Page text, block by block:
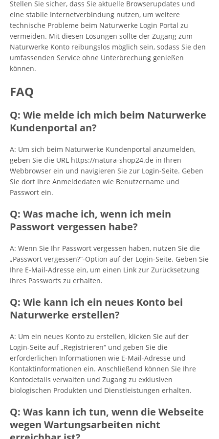
Stellen Sie sicher, dass Sie aktuelle Browserupdates und
eine stabile Internetverbindung nutzen, um weitere
technische Probleme beim Naturwerke Login Portal zu
vermeiden. Mit diesen Lösungen sollte der Zugang zum
Naturwerke Konto reibungslos möglich sein, sodass Sie den
umfassenden Service ohne Unterbrechung genießen
können.
FAQ
Q: Wie melde ich mich beim Naturwerke
Kundenportal an?
A: Um sich beim Naturwerke Kundenportal anzumelden,
geben Sie die URL https://natura-shop24.de in Ihren
Webbrowser ein und navigieren Sie zur Login-Seite. Geben
Sie dort Ihre Anmeldedaten wie Benutzername und
Passwort ein.
Q: Was mache ich, wenn ich mein
Passwort vergessen habe?
A: Wenn Sie Ihr Passwort vergessen haben, nutzen Sie die
„Passwort vergessen?“-Option auf der Login-Seite. Geben Sie
Ihre E-Mail-Adresse ein, um einen Link zur Zurücksetzung
Ihres Passworts zu erhalten.
Q: Wie kann ich ein neues Konto bei
Naturwerke erstellen?
A: Um ein neues Konto zu erstellen, klicken Sie auf der
Login-Seite auf „Registrieren“ und geben Sie die
erforderlichen Informationen wie E-Mail-Adresse und
Kontaktinformationen ein. Anschließend können Sie Ihre
Kontodetails verwalten und Zugang zu exklusiven
biologischen Produkten und Dienstleistungen erhalten.
Q: Was kann ich tun, wenn die Webseite
wegen Wartungsarbeiten nicht